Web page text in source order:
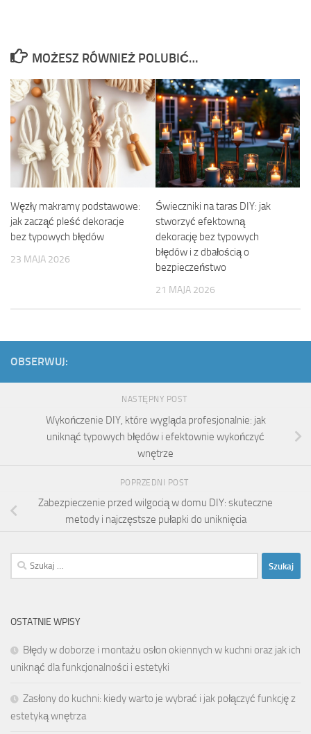
MOŻESZ RÓWNIEŻ POLUBIĆ…
Węzły makramy podstawowe:
jak zacząć pleść dekoracje
bez typowych błędów
23 MAJA 2026
Świeczniki na taras DIY: jak
stworzyć efektowną
dekorację bez typowych
błędów i z dbałością o
bezpieczeństwo
21 MAJA 2026
OBSERWUJ:
NASTĘPNY POST
Wykończenie DIY, które wygląda profesjonalnie: jak
uniknąć typowych błędów i efektownie wykończyć
wnętrze
POPRZEDNI POST
Zabezpieczenie przed wilgocią w domu DIY: skuteczne
metody i najczęstsze pułapki do uniknięcia
Szukaj:
OSTATNIE WPISY
Błędy w doborze i montażu osłon okiennych w kuchni oraz jak ich
uniknąć dla funkcjonalności i estetyki
Zasłony do kuchni: kiedy warto je wybrać i jak połączyć funkcję z
estetyką wnętrza